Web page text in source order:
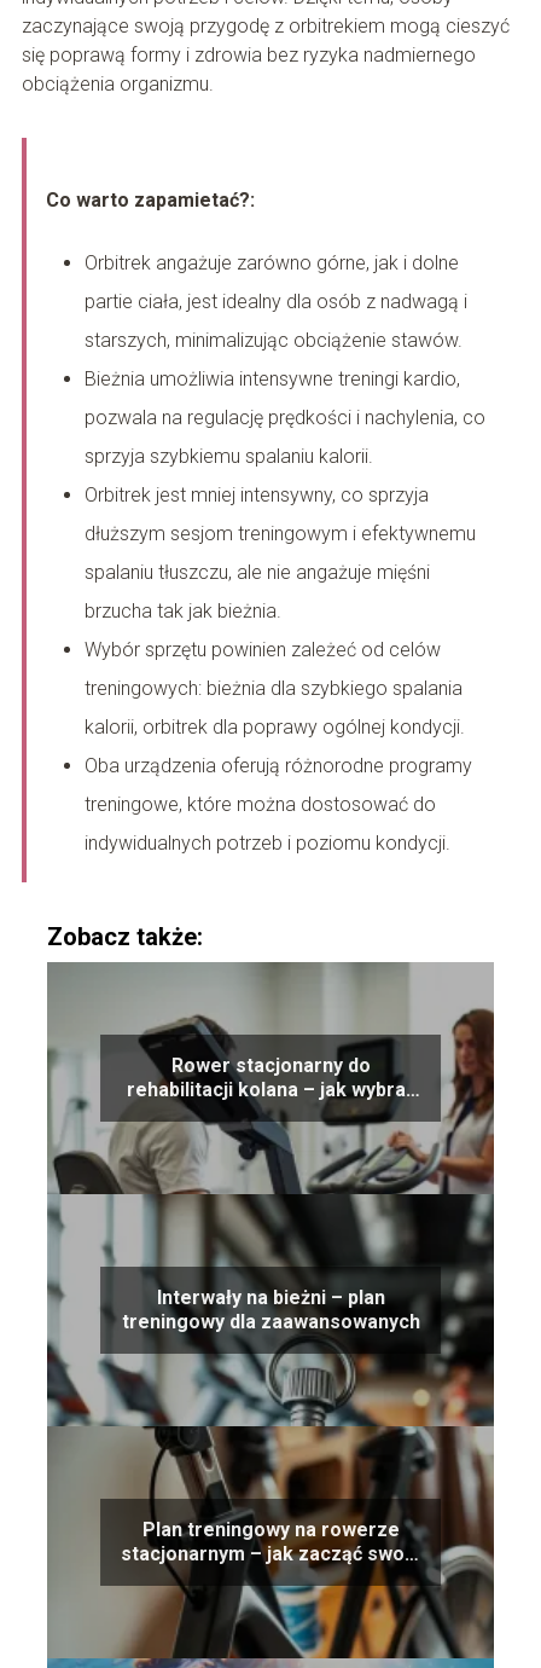
zaczynające swoją przygodę z orbitrekiem mogą cieszyć
się poprawą formy i zdrowia bez ryzyka nadmiernego
obciążenia organizmu.
Co warto zapamietać?:
Orbitrek angażuje zarówno górne, jak i dolne
partie ciała, jest idealny dla osób z nadwagą i
starszych, minimalizując obciążenie stawów.
Bieżnia umożliwia intensywne treningi kardio,
pozwala na regulację prędkości i nachylenia, co
sprzyja szybkiemu spalaniu kalorii.
Orbitrek jest mniej intensywny, co sprzyja
dłuższym sesjom treningowym i efektywnemu
spalaniu tłuszczu, ale nie angażuje mięśni
brzucha tak jak bieżnia.
Wybór sprzętu powinien zależeć od celów
treningowych: bieżnia dla szybkiego spalania
kalorii, orbitrek dla poprawy ogólnej kondycji.
Oba urządzenia oferują różnorodne programy
treningowe, które można dostosować do
indywidualnych potrzeb i poziomu kondycji.
Zobacz także:
Rower stacjonarny do
rehabilitacji kolana – jak wybrać
odpowiedni model
Interwały na bieżni – plan
treningowy dla zaawansowanych
Plan treningowy na rowerze
stacjonarnym – jak zacząć swoją
przygodę z treningami